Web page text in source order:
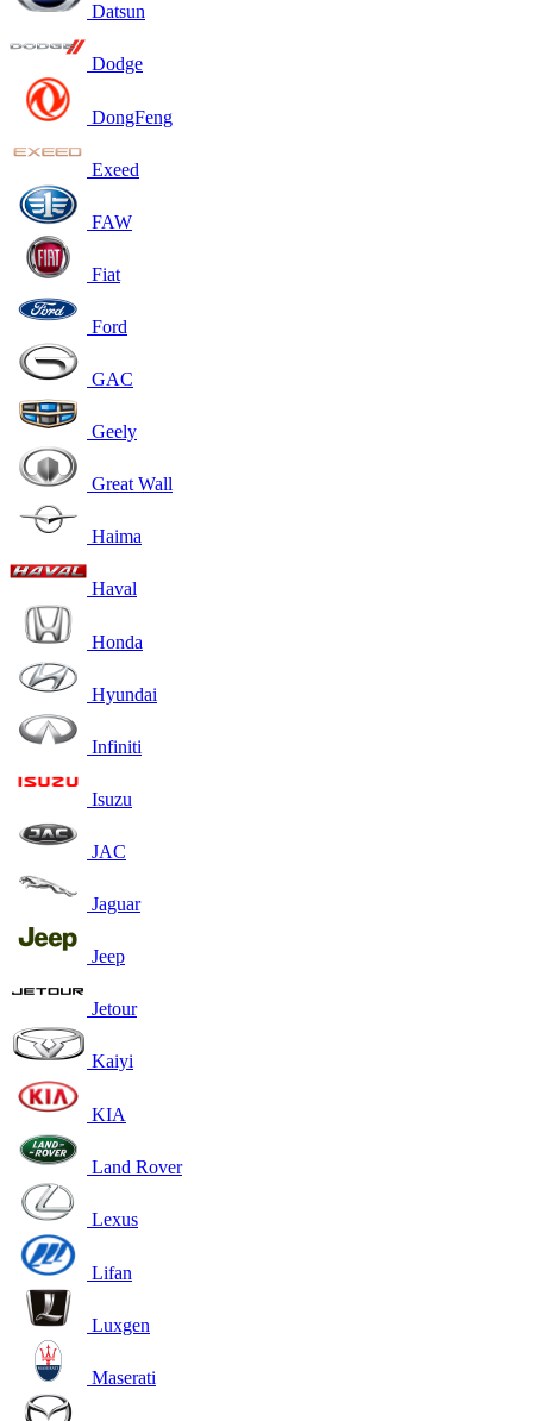
Datsun
Dodge
DongFeng
Exeed
FAW
Fiat
Ford
GAC
Geely
Great Wall
Haima
Haval
Honda
Hyundai
Infiniti
Isuzu
JAC
Jaguar
Jeep
Jetour
Kaiyi
KIA
Land Rover
Lexus
Lifan
Luxgen
Maserati